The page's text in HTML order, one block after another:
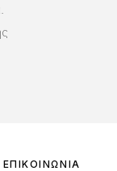
ΕΠΙΚΟΙΝΩΝΊΑ